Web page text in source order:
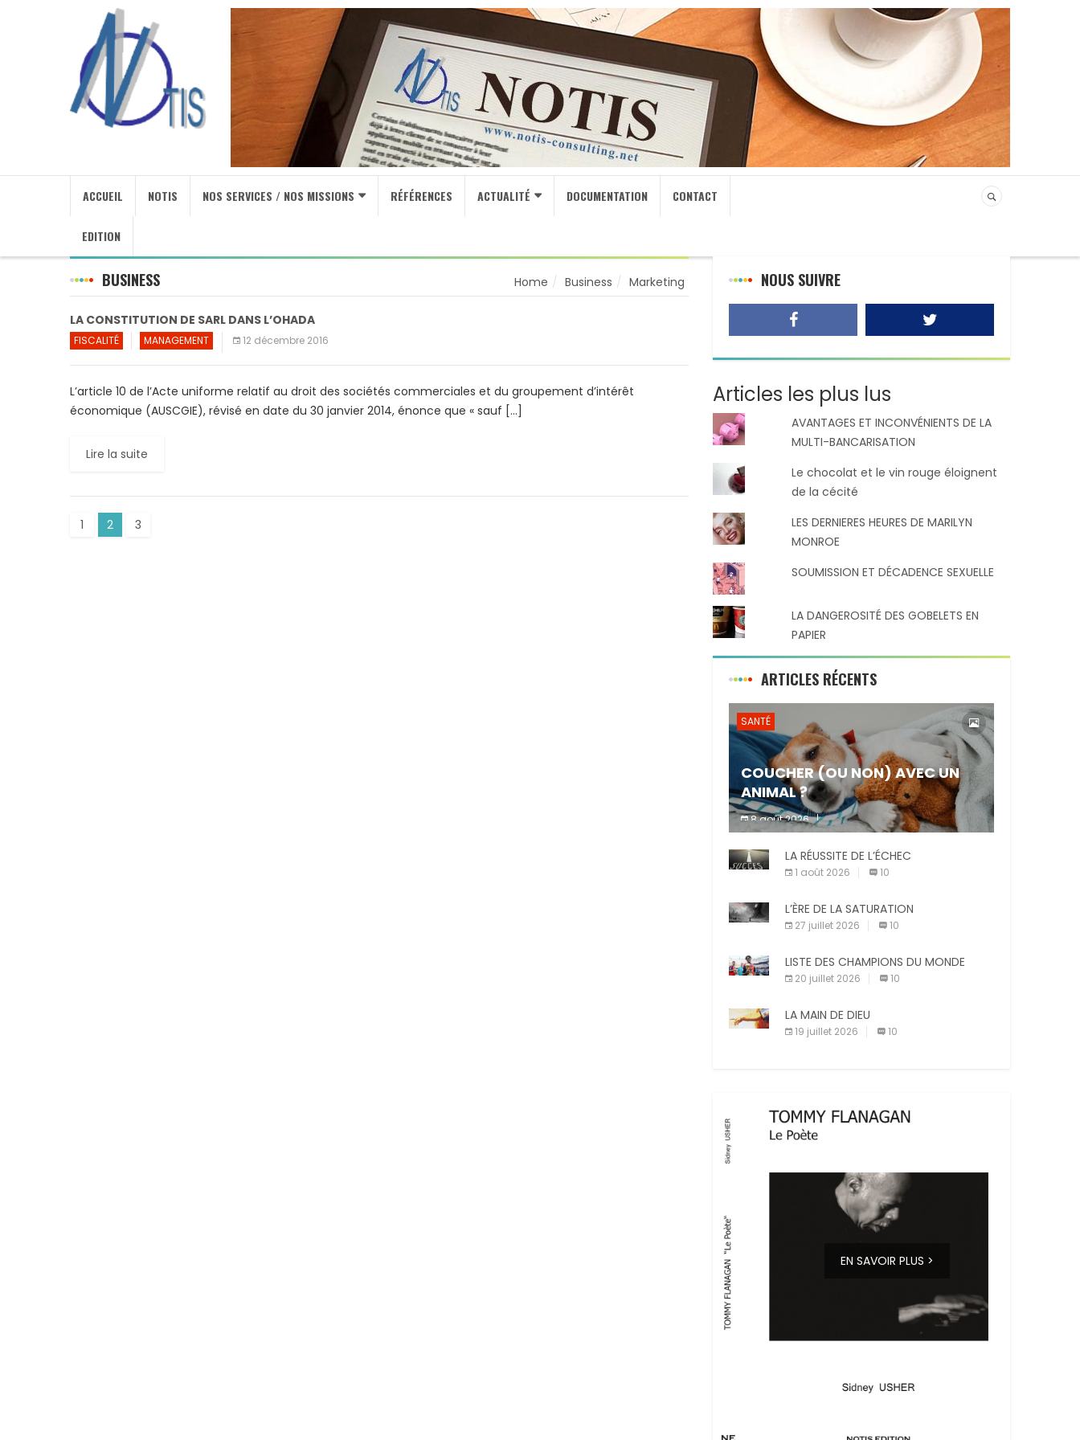
ACCUEIL NOTIS NOS SERVICES / NOS MISSIONS RÉFÉRENCES ACTUALITÉ DOCUMENTATION CONTACT
EDITION
BUSINESS Home Business Marketing
LA CONSTITUTION DE SARL DANS L’OHADA
FISCALITÉ MANAGEMENT 12 décembre 2016
L’article 10 de l’Acte uniforme relatif au droit des sociétés commerciales et du groupement d’intérêt
économique (AUSCGIE), révisé en date du 30 janvier 2014, énonce que « sauf […]
Lire la suite
1 2 3
NOUS SUIVRE
Articles les plus lus
AVANTAGES ET INCONVÉNIENTS DE LA
MULTI-BANCARISATION
Le chocolat et le vin rouge éloignent
de la cécité
LES DERNIERES HEURES DE MARILYN
MONROE
SOUMISSION ET DÉCADENCE SEXUELLE
LA DANGEROSITÉ DES GOBELETS EN
PAPIER
ARTICLES RÉCENTS
SANTÉ
COUCHER (OU NON) AVEC UN
ANIMAL ?
8 août 2026
compagnie est un sujet très controversé.
Les adeptes affirment que la présence de
LA RÉUSSITE DE L’ÉCHEC
1 août 2026 10
L’ÈRE DE LA SATURATION
27 juillet 2026 10
LISTE DES CHAMPIONS DU MONDE
20 juillet 2026 10
LA MAIN DE DIEU
19 juillet 2026 10
EN SAVOIR PLUS >